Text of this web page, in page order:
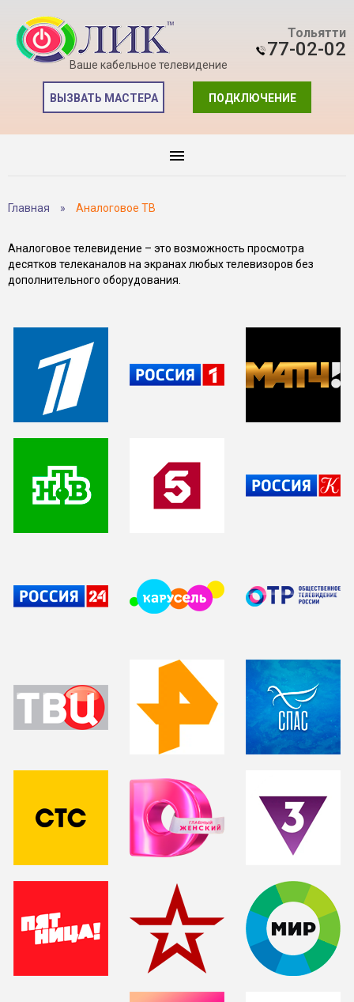
Ваше кабельное телевидение
Тольятти
77-02-02
ПОДКЛЮЧЕНИЕ
ВЫЗВАТЬ МАСТЕРА
Главная » Аналоговое ТВ
Аналоговое телевидение – это возможность просмотра
десятков телеканалов на экранах любых телевизоров без
дополнительного оборудования.